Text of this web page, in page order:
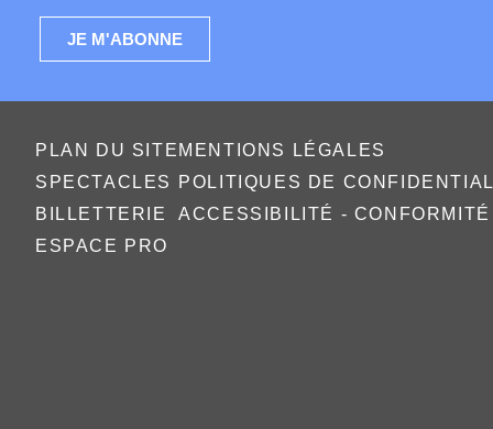
JE M'ABONNE
PLAN DU SITE
SPECTACLES
BILLETTERIE
ESPACE PRO
MENTIONS LÉGALES
POLITIQUES DE
ACCESSIBILITÉ -